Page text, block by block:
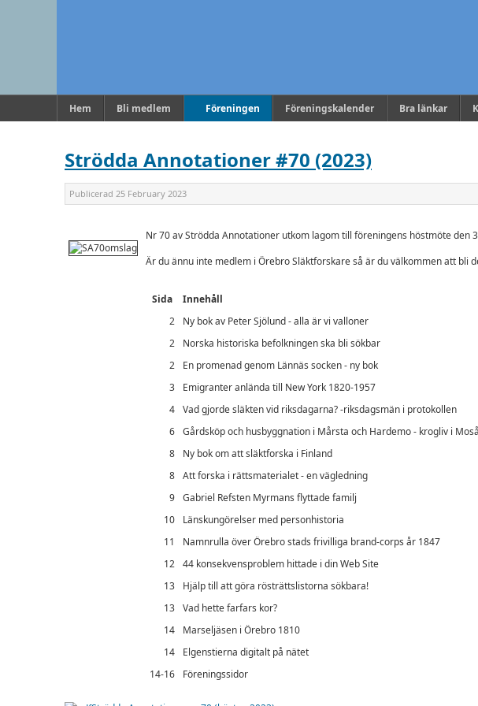
Hem Bli medlem Föreningen Föreningskalender Bra länkar
Strödda Annotationer #70 (2023)
Publicerad 25 February 2023
Nr 70 av Strödda Annotationer utkom lagom till föreningens höstmöte
Är du ännu inte medlem i Örebro Släktforskare så är du välkommen att bli
Sida
Innehåll
2
Ny bok av Peter Sjölund - alla är vi valloner
2
Norska historiska befolkningen ska bli sökbar
2
En promenad genom Lännäs socken - ny bok
3
Emigranter anlända till New York 1820-1957
4 Vad gjorde släkten vid riksdagarna? -riksdagsmän i protokollen
6 Gårdsköp och husbyggnation i Mårsta och Hardemo - krogliv i
8
Ny bok om att släktforska i Finland
8 Att forska i rättsmaterialet - en vägledning
9 Gabriel Refsten Myrmans flyttade familj
10
Länskungörelser med personhistoria
11
Namnrulla över Örebro stads frivilliga brand-corps år 1847
12 44 konsekvensproblem hittade i din Web Site
13
Hjälp till att göra rösträttslistorna sökbara!
13 Vad hette farfars kor?
14
Marseljäsen i Örebro 1810
14
Elgenstierna digitalt på nätet
14-16
Föreningssidor